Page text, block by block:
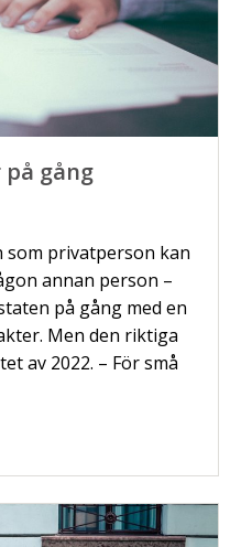
gång
som privatperson kan
annan person –
på gång med en
Men den riktiga
av 2022. – För små